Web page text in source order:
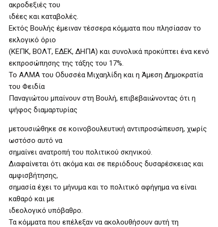
ακροδεξιές του
ιδέες και καταβολές.
Εκτός Βουλής έμειναν τέσσερα κόμματα που πλησίασαν το
εκλογικό όριο
(ΚΕΠΚ, ΒΟΛΤ, ΕΔΕΚ, ΔΗΠΑ) και συνολικά προκύπτει ένα κενό
εκπροσώπησης της τάξης του 17%.
Το ΑΛΜΑ του Οδυσσέα Μιχαηλίδη και η Άμεση Δημοκρατία
του Φειδία
Παναγιώτου μπαίνουν στη Βουλή, επιβεβαιώνοντας ότι η
ψήφος διαμαρτυρίας
μετουσιώθηκε σε κοινοβουλευτική αντιπροσώπευση, χωρίς
ωστόσο αυτό να
σημαίνει ανατροπή του πολιτικού σκηνικού.
Διαφαίνεται ότι ακόμα και σε περιόδους δυσαρέσκειας και
αμφισβήτησης,
σημασία έχει το μήνυμα και το πολιτικό αφήγημα να είναι
καθαρό και με
ιδεολογικό υπόβαθρο.
Τα κόμματα που επέλεξαν να ακολουθήσουν αυτή τη